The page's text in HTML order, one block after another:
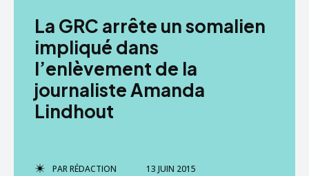
La GRC arrête un somalien
impliqué dans
l’enlèvement de la
journaliste Amanda
Lindhout
PARRÉDACTION 13 JUIN 2015